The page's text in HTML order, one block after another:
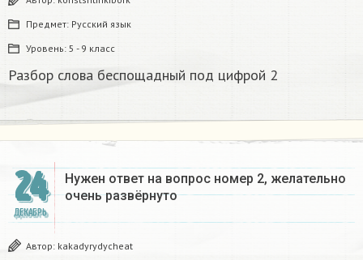
Предмет: Русский язык
Уровень: 5 - 9 класс
Разбор слова беспощадный под цифрой 2
24
ДЕКАБРЬ
Нужен ответ на вопрос номер 2, желательно
очень развёрнуто
Автор: kakadyrydycheat